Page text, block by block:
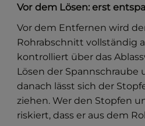
Vor dem Lösen: erst
Vor dem Entfernen wird
Rohrabschnitt vollständig
kontrolliert über das
Lösen der Spannschraube
danach lässt sich der
ziehen. Wer den Stopfen
riskiert, dass er aus dem